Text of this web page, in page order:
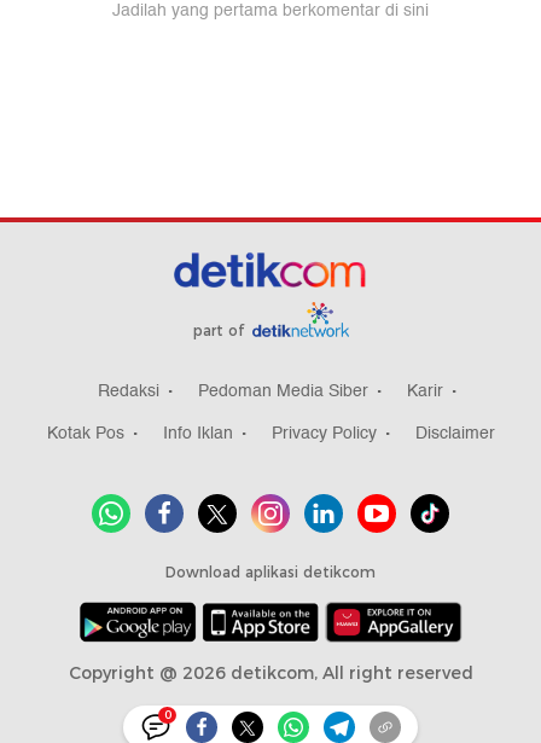
0
part of
Redaksi Pedoman Media Siber
Karir
Kotak Pos
Info Iklan Privacy Policy Disclaimer
Download aplikasi detikcom
Copyright @ 2026 detikcom, All right reserved